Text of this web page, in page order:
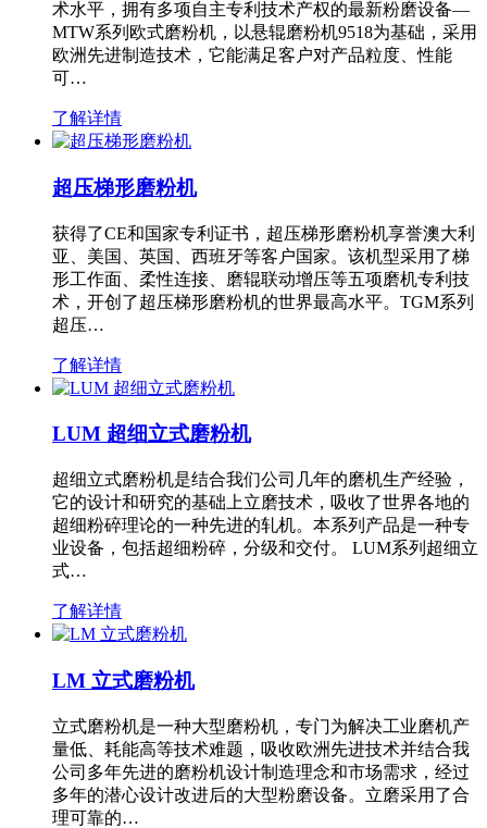
术水平，拥有多项自主专利技术产权的最新粉磨设备—
MTW系列欧式磨粉机，以悬辊磨粉机9518为基础，采用
欧洲先进制造技术，它能满足客户对产品粒度、性能
可…
了解详情
超压梯形磨粉机
获得了CE和国家专利证书，超压梯形磨粉机享誉澳大利
亚、美国、英国、西班牙等客户国家。该机型采用了梯
形工作面、柔性连接、磨辊联动增压等五项磨机专利技
术，开创了超压梯形磨粉机的世界最高水平。TGM系列
超压…
了解详情
LUM 超细立式磨粉机
超细立式磨粉机是结合我们公司几年的磨机生产经验，
它的设计和研究的基础上立磨技术，吸收了世界各地的
超细粉碎理论的一种先进的轧机。本系列产品是一种专
业设备，包括超细粉碎，分级和交付。 LUM系列超细立
式…
了解详情
LM 立式磨粉机
立式磨粉机是一种大型磨粉机，专门为解决工业磨机产
量低、耗能高等技术难题，吸收欧洲先进技术并结合我
公司多年先进的磨粉机设计制造理念和市场需求，经过
多年的潜心设计改进后的大型粉磨设备。立磨采用了合
理可靠的…